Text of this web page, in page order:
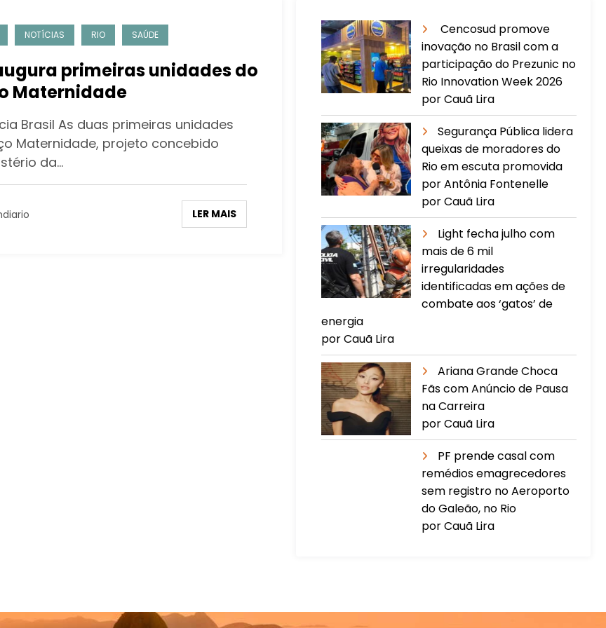
NOTÍCIAS RIO SAÚDE
primeiras unidades do
Maternidade
Brasil As duas primeiras unidades
Maternidade, projeto concebido
da…
LER MAIS
Cencosud promove
inovação no Brasil com a
participação do Prezunic no
Rio Innovation Week 2026
por Cauã Lira
​Segurança Pública lidera
queixas de moradores do
Rio em escuta promovida
por Antônia Fontenelle
por Cauã Lira
Light fecha julho com
mais de 6 mil
irregularidades
identificadas em ações de
combate aos ‘gatos’ de
energia
por Cauã Lira
Ariana Grande Choca
Fãs com Anúncio de Pausa
na Carreira
por Cauã Lira
PF prende casal com
remédios emagrecedores
sem registro no Aeroporto
do Galeão, no Rio
por Cauã Lira